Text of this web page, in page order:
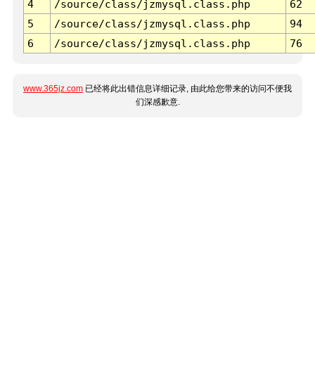
4
/source/class/jzmysql.class.php
62
5
/source/class/jzmysql.class.php
94
6
/source/class/jzmysql.class.php 76
www.365jz.com 已经将此出错信息详细记录, 由此给您带来的访问不便我
们深感歉意.